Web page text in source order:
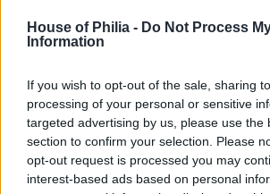
House of Philia - Do Not Process
Information
If you wish to opt-out of the sale, sharing
processing of your personal or sensitive
targeted advertising by us, please use the
section to confirm your selection. Please
opt-out request is processed you may
interest-based ads based on personal
nästan överallt numera (från
. . . . Bonjour första höstveckan! .
Read More…
NYTT I